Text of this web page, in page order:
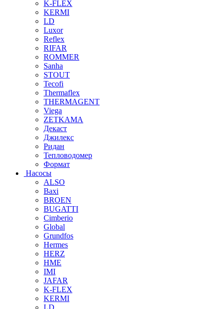
K-FLEX
KERMI
LD
Luxor
Reflex
RIFAR
ROMMER
Sanha
STOUT
Tecofi
Thermaflex
THERMAGENT
Viega
ZETKAMA
Декаст
Джилекс
Ридан
Тепловодомер
Формат
Насосы
ALSO
Baxi
BROEN
BUGATTI
Cimberio
Global
Grundfos
Hermes
HERZ
HME
IMI
JAFAR
K-FLEX
KERMI
LD